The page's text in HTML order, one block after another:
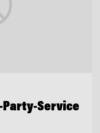
Service